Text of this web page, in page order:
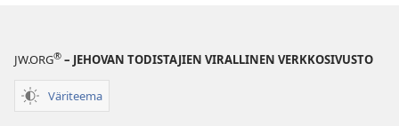
JW.ORG® – JEHOVAN TODISTAJIEN VIRALLINEN VERKKOSIVUSTO
Väriteema